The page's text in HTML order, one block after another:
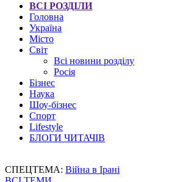
ВСІ РОЗДІЛИ
Головна
Україна
Місто
Світ
Всі новини розділу
Росія
Бізнес
Наука
Шоу-бізнес
Спорт
Lifestyle
БЛОГИ ЧИТАЧІВ
СПЕЦТЕМА: Війна в Ірані